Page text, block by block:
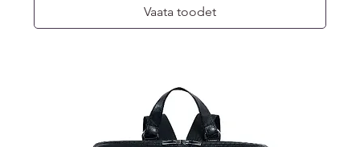
Vaata toodet